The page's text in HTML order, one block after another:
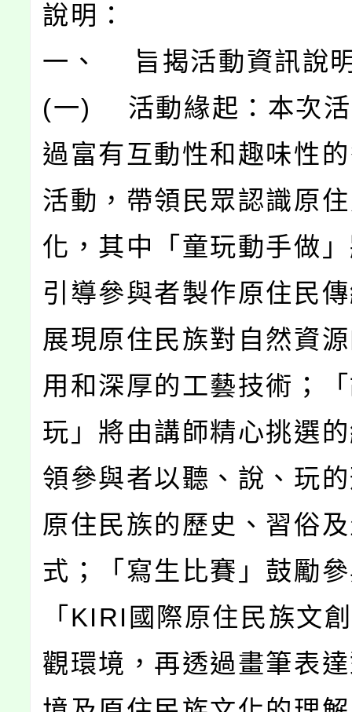
說明：
一、 旨揭活動資訊說
(一) 活動緣起：本次活
過富有互動性和趣味性
活動，帶領民眾認識原
化，其中「童玩動手做
引導參與者製作原住民
展現原住民族對自然資
用和深厚的工藝技術；
玩」將由講師精心挑選
領參與者以聽、說、玩
原住民族的歷史、習俗
式；「寫生比賽」鼓勵
「KIRI國際原住民族文
觀環境，再透過畫筆表